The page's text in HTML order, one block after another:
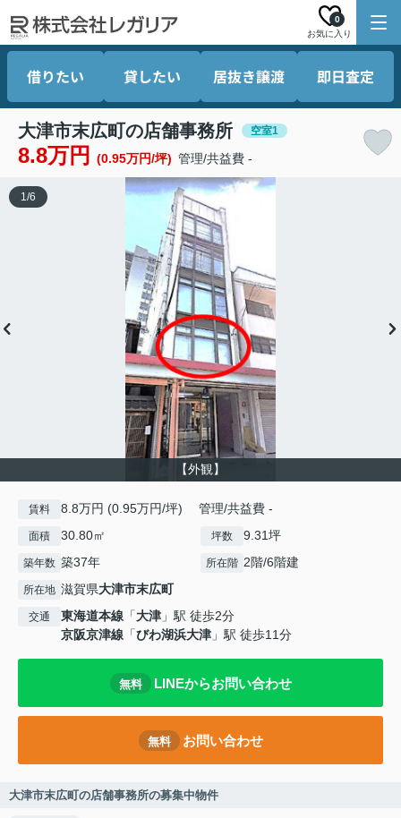
お気に入り
0
借りたい 貸したい 居抜き譲渡 即日査定
大津市末広町の店舗事務所 空室1
8.8万円 (0.95万円/坪) 管理/共益費 -
【外観】
1 /6
賃料 8.8万円 (0.95万円/坪) 管理/共益費 -
面積 30.80㎡ 坪数 9.31坪
築年数 築37年 所在階 2階/6階建
所在地 滋賀県大津市末広町
交通 東海道本線 「大津 」駅 徒歩2分
京阪京津線 「びわ湖浜大津 」駅 徒歩11分
無料 LINEからお問い合わせ
無料 お問い合わせ
大津市末広町の店舗事務所の募集中物件